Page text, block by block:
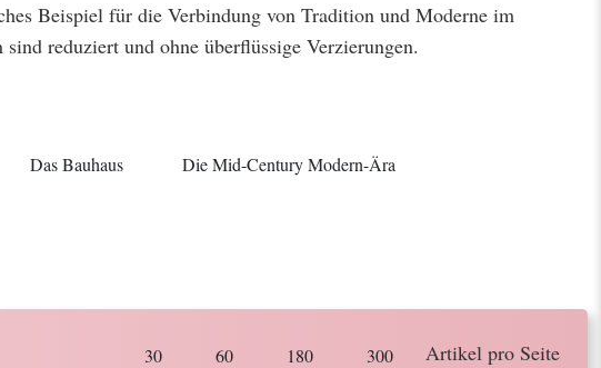
Beispiel für die Verbindung von Tradition und Moderne im
reduziert und ohne überflüssige Verzierungen.
Das Bauhaus Die Mid-Century Modern-Ära
30 60 180 300 Artikel pro Seite